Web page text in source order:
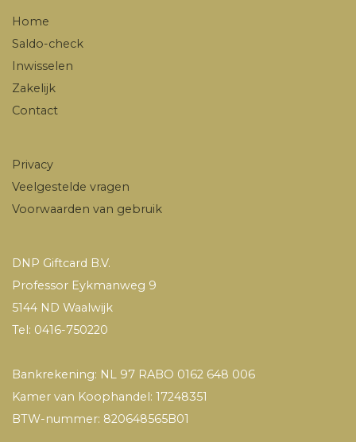
Home
Saldo-check
Inwisselen
Zakelijk
Contact
Privacy
Veelgestelde vragen
Voorwaarden van gebruik
DNP Giftcard B.V.
Professor Eykmanweg 9
5144 ND Waalwijk
Tel: 0416-750220
Bankrekening: NL 97 RABO 0162 648 006
Kamer van Koophandel: 17248351
BTW-nummer: 820648565B01